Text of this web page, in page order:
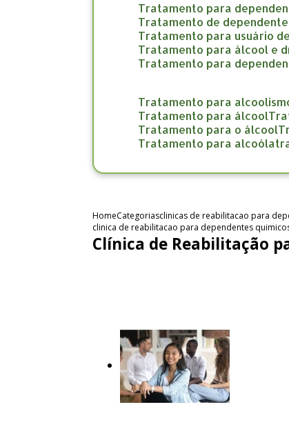
tratamento para
tratamento de
tratamento para usuário
tratamento para álcool e
tratamento para
tratamento para
tratamento para álcool
tratamento para o álcool
tratamento para
HomeCategoriasclinicas de reabilitacao para
clinica de reabilitacao para dependentes
Clínica de Reabilitação